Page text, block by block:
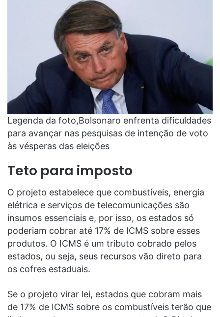
Legenda da foto,Bolsonaro enfrenta dificuldades
para avançar nas pesquisas de intenção de voto
às vésperas das eleições
Teto para imposto
O projeto estabelece que combustíveis, energia
elétrica e serviços de telecomunicações são
insumos essenciais e, por isso, os estados só
poderiam cobrar até 17% de ICMS sobre esses
produtos. O ICMS é um tributo cobrado pelos
estados, ou seja, seus recursos vão direto para
os cofres estaduais.
Se o projeto virar lei, estados que cobram mais
de 17% de ICMS sobre os combustíveis terão que